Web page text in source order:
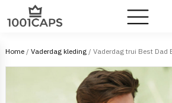
Home/ Vaderdag kleding/ Vaderdag trui Best Dad